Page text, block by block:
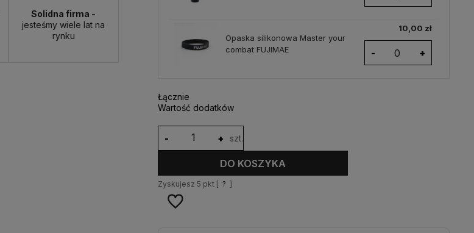
Solidna firma -
jesteśmy wiele lat na
rynku
Opaska silikonowa Master your
combat FUJIMAE
10,00 zł
- +
Łącznie
Wartość dodatków
+
- szt.
DO KOSZYKA
Zyskujesz5 pkt [ ? ]